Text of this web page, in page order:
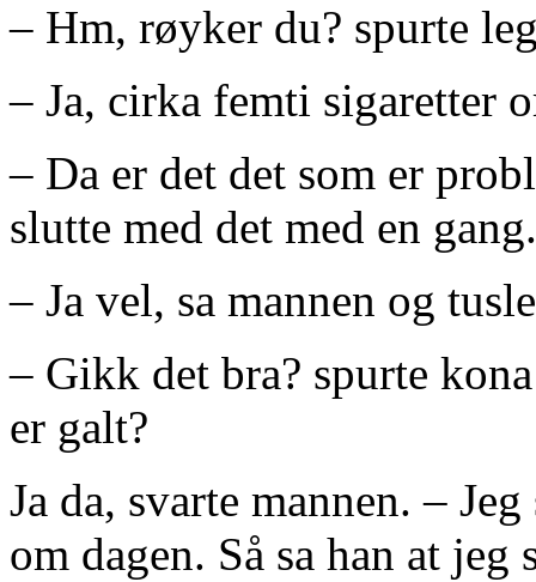
– Hm, røyker du? spurte
– Ja, cirka femti sigaretter
– Da er det det som er
slutte med det med en gang.
– Ja vel, sa mannen og
– Gikk det bra? spurte
er galt?
Ja da, svarte mannen. –
om dagen. Så sa han at